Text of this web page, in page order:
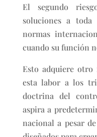
El segundo
soluciones a
normas
cuando su función
Esto adquiere
esta labor a los
doctrina del
aspira a
nacional a pesar